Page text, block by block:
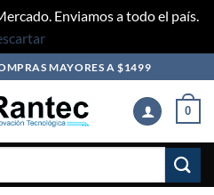
Enviamos a todo el país.
MAYORES A $1499
0